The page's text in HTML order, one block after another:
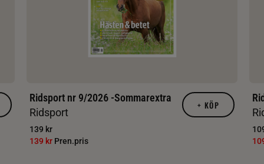
Ridsport nr 9/2026 -Sommarextra
Ridsport
139 kr
139 kr Pren.pris
+ KÖP